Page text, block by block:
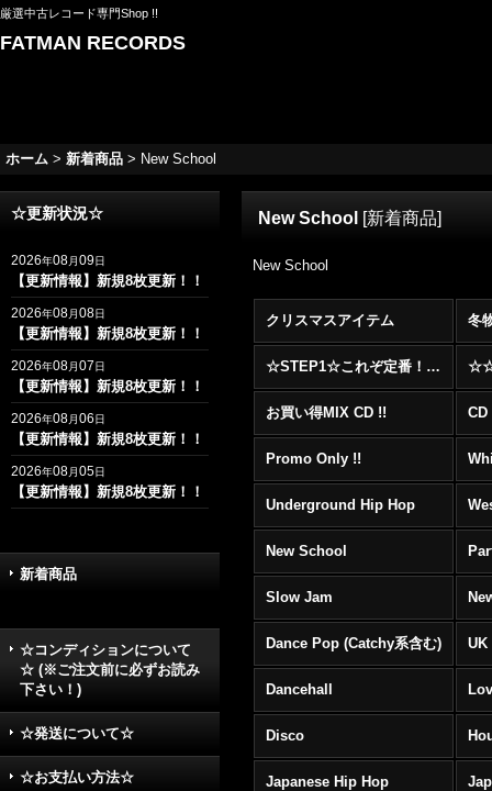
厳選中古レコード専門Shop !!
FATMAN RECORDS
ホーム > 新着商品 > New School
☆更新状況☆
2026年08月09日
【更新情報】新規8枚更新！！
2026年08月08日
【更新情報】新規8枚更新！！
2026年08月07日
【更新情報】新規8枚更新！！
2026年08月06日
【更新情報】新規8枚更新！！
2026年08月05日
【更新情報】新規8枚更新！！
新着商品
☆コンディションについて
☆ (※ご注文前に必ずお読み
下さい！)
☆発送について☆
☆お支払い方法☆
New School [新着商品]
New School
クリスマスアイテム 冬
☆STEP1☆これぞ定番！！まずはここから！2000年代R&BフロアヒットBest 100 !!!
お買い得MIX CD !!
Promo Only !!
Underground Hip Hop
New School
Slow Jam
Dance Pop (Catchy系含む) UK
Dancehall
Disco
Japanese Hip Hop